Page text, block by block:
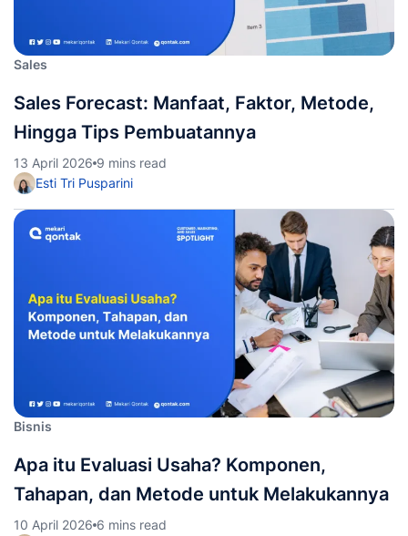
Sales
Sales Forecast: Manfaat, Faktor, Metode,
Hingga Tips Pembuatannya
13 April 2026 9 mins read
Esti Tri Pusparini
Bisnis
Apa itu Evaluasi Usaha? Komponen,
Tahapan, dan Metode untuk Melakukannya
10 April 2026 6 mins read